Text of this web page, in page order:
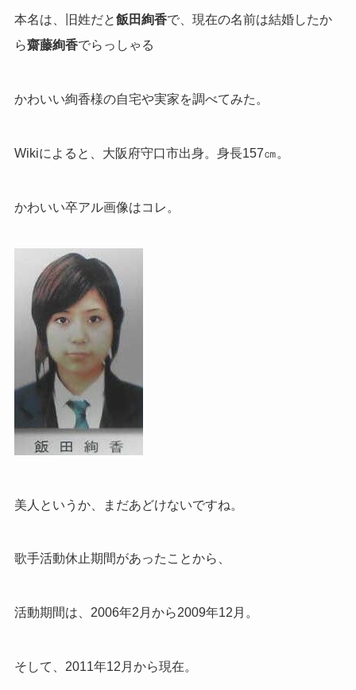
本名は、旧姓だと飯田絢香で、現在の名前は結婚したか
ら齋藤絢香でらっしゃる
かわいい絢香様の自宅や実家を調べてみた。
Wikiによると、大阪府守口市出身。身長157㎝。
かわいい卒アル画像はコレ。
美人というか、まだあどけないですね。
歌手活動休止期間があったことから、
活動期間は、2006年2月から2009年12月。
そして、2011年12月から現在。